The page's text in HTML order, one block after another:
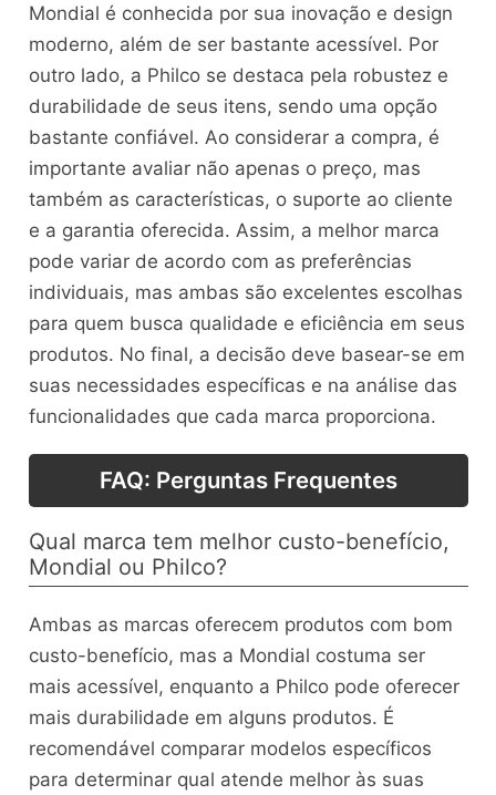
Mondial é conhecida por sua inovação e design
moderno, além de ser bastante acessível. Por
outro lado, a Philco se destaca pela robustez e
durabilidade de seus itens, sendo uma opção
bastante confiável. Ao considerar a compra, é
importante avaliar não apenas o preço, mas
também as características, o suporte ao cliente
e a garantia oferecida. Assim, a melhor marca
pode variar de acordo com as preferências
individuais, mas ambas são excelentes escolhas
para quem busca qualidade e eficiência em seus
produtos. No final, a decisão deve basear-se em
suas necessidades específicas e na análise das
funcionalidades que cada marca proporciona.
FAQ: Perguntas Frequentes
Qual marca tem melhor custo-benefício,
Mondial ou Philco?
Ambas as marcas oferecem produtos com bom
custo-benefício, mas a Mondial costuma ser
mais acessível, enquanto a Philco pode oferecer
mais durabilidade em alguns produtos. É
recomendável comparar modelos específicos
para determinar qual atende melhor às suas